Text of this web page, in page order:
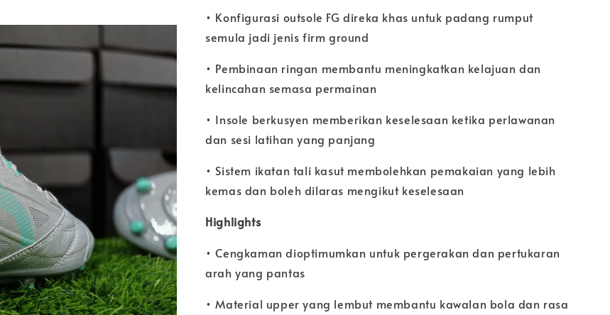
• Konfigurasi outsole FG direka khas untuk padang rumput
semula jadi jenis firm ground
• Pembinaan ringan membantu meningkatkan kelajuan dan
kelincahan semasa permainan
• Insole berkusyen memberikan keselesaan ketika perlawanan
dan sesi latihan yang panjang
• Sistem ikatan tali kasut membolehkan pemakaian yang lebih
kemas dan boleh dilaras mengikut keselesaan
Highlights
• Cengkaman dioptimumkan untuk pergerakan dan pertukaran
arah yang pantas
• Material upper yang lembut membantu kawalan bola dan rasa